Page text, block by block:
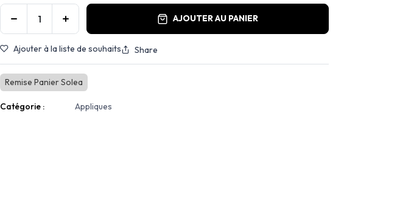
AJOUTER AU PANIER
Ajouter à la liste de souhaits Share
Remise Panier Solea
Catégorie : Appliques